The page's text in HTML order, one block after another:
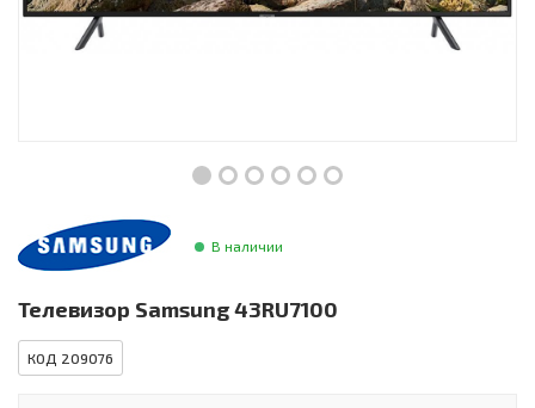
Инструменты и техника
Товары для дома
Сантехника В наличии
Телевизор Samsung 43RU7100
КОД 209076